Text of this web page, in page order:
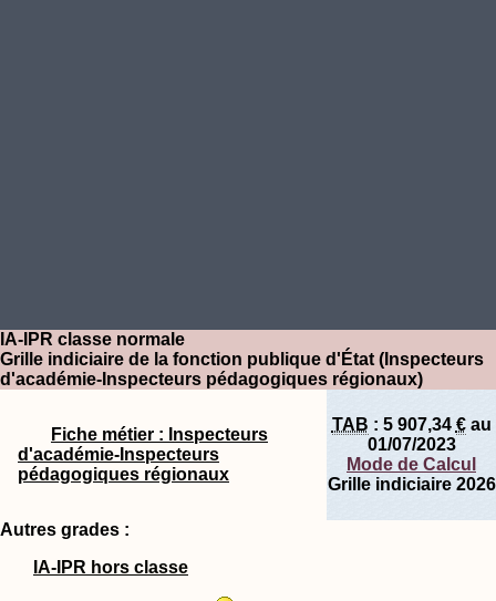
IA-IPR classe normale
Grille indiciaire de la fonction publique d'État (Inspecteurs
d'académie-Inspecteurs pédagogiques régionaux)
Fiche métier : Inspecteurs
d'académie-Inspecteurs
pédagogiques régionaux
TAB : 5 907,34 €au
01/07/2023
Mode de Calcul
Grille indiciaire 2026
Autres grades :
IA-IPR hors classe